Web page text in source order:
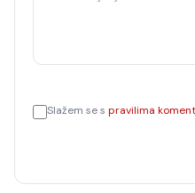
Slažem se s pravilima